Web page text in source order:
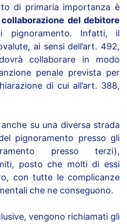
di primaria importanza è
collaborazione del debitore
pignoramento. Infatti, il
ai sensi dell’art. 492,
collaborare in modo
penale prevista per
di cui all’art. 388,
su una diversa strada
pignoramento presso gli
presso terzi),
posto che molti di essi
con tutte le complicanze
che ne conseguono.
vengono richiamati gli